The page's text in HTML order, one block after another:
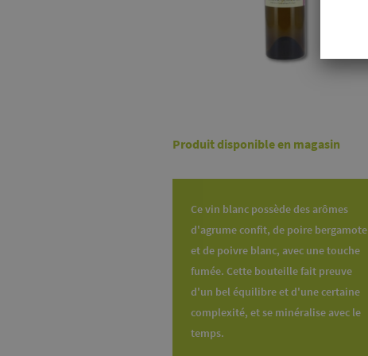
Produit disponible en magasin
Ce vin blanc possède des arômes
d'agrume confit, de poire bergamote
et de poivre blanc, avec une touche
fumée. Cette bouteille fait preuve
d'un bel équilibre et d'une certaine
complexité, et se minéralise avec le
temps.